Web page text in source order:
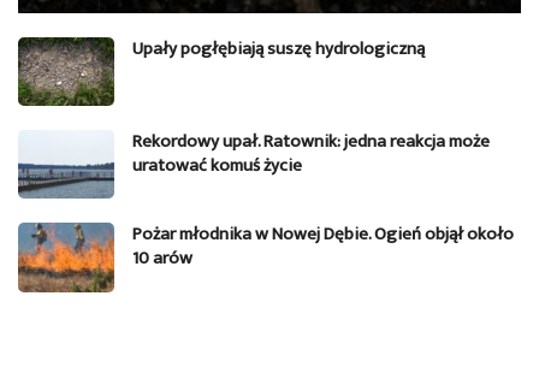
Upały pogłębiają suszę hydrologiczną
Rekordowy upał. Ratownik: jedna reakcja może
uratować komuś życie
Pożar młodnika w Nowej Dębie. Ogień objął około
10 arów